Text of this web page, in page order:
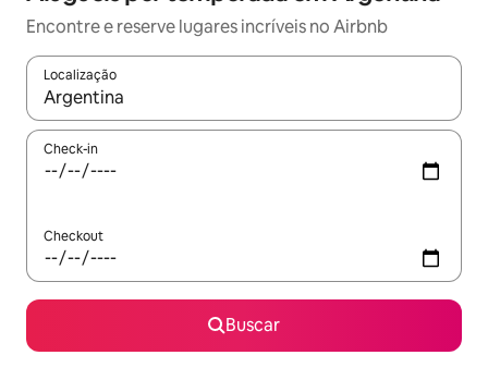
Encontre e reserve lugares incríveis no Airbnb
Localização
Quando os resultados estiverem disponíveis, explore-os
Check-in
Checkout
Buscar